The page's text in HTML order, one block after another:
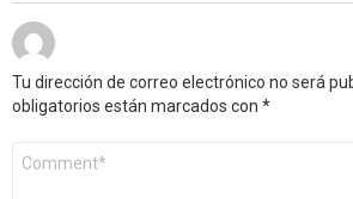
Tu dirección de correo electrónico no será
obligatorios están marcados con *